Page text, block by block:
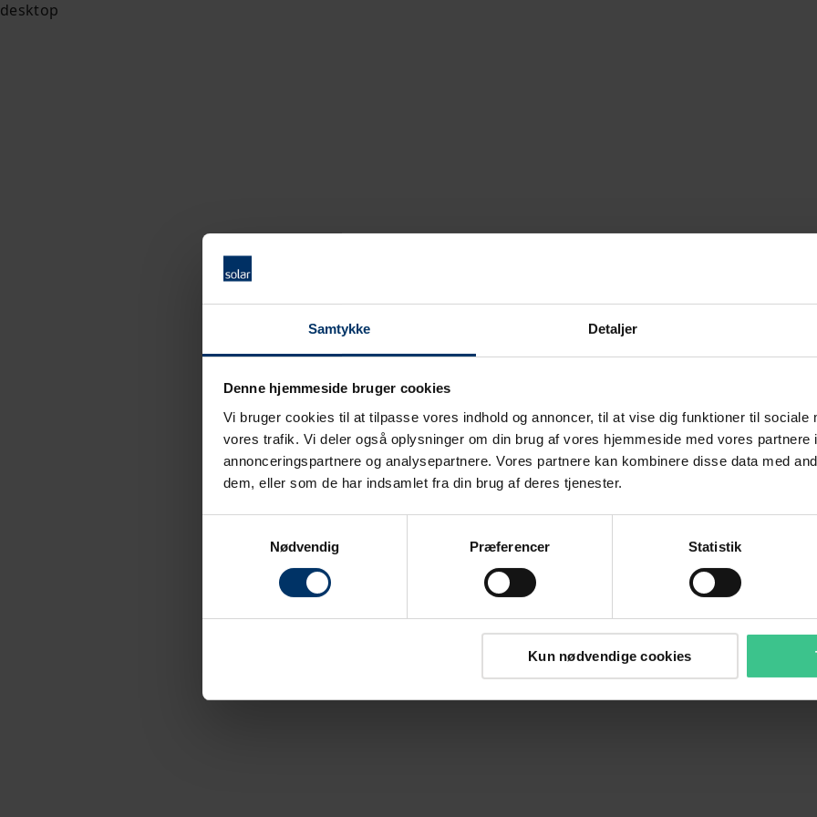
Samtykke Detaljer
Denne hjemmeside bruger cookies
Vi bruger cookies til at tilpasse vores indhold og annoncer, til at vise dig funktioner til sociale
vores trafik. Vi deler også oplysninger om din brug af vores hjemmeside med vores partnere
annonceringspartnere og analysepartnere. Vores partnere kan kombinere disse data med
dem, eller som de har indsamlet fra din brug af deres tjenester.
Nødvendig
Præferencer Statistik
Kun nødvendige cookies